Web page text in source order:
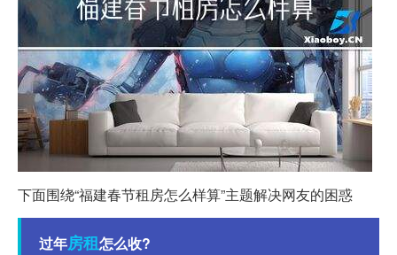
下面围绕“福建春节租房怎么样算”主题解决网友的困惑
过年房租怎么收?